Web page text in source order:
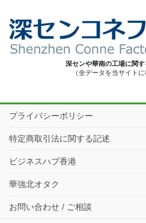
深センや華南の工場に関
（全データを当サイト
プライバシーポリシー
特定商取引法に関する記述
ビジネスハブ香港
華強北オタク
お問い合わせ / ご相談